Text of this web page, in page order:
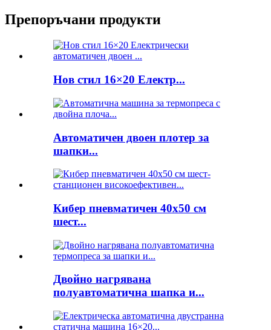
Препоръчани продукти
Нов стил 16×20 Електр...
Автоматичен двоен плотер за
шапки...
Кибер пневматичен 40x50 см
шест...
Двойно нагрявана
полуавтоматична шапка и...